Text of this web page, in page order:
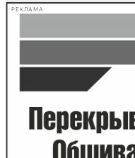
РЕКЛАМА